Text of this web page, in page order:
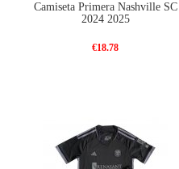
Camiseta Primera Nashville SC
2024 2025
€18.78